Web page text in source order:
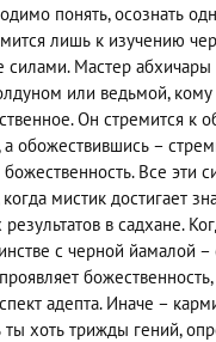
понять, осознать
лишь к изучению
Мастер абхичары
или ведьмой,
Он стремится к
обожествившись –
Все эти
мистик достигает
в садхане.
с черной йамалой –
адепта. Иначе –
хоть трижды гений,